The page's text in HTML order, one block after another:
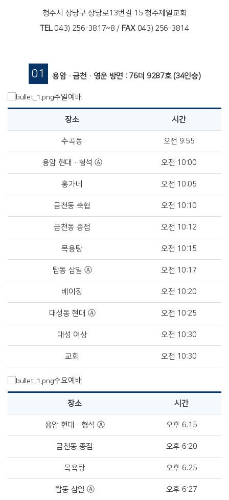
청주시 상당구 상당로13번길 15 청주제일교회
TEL043) 256-3817~8 / FAX 043) 256-3814
01 용암·금천·영운 방면 : 76더 9287호 (34인승)
주일예배
장소 시간
수곡동 오전 9:55
용암 현대·형석 Ⓐ 오전 10:00
홍가네 오전 10:05
금천동 축협 오전 10:10
금천동 종점 오전 10:12
목용탕 오전 10:15
탑동 삼일 Ⓐ 오전 10:17
베이징 오전 10:20
대성동 현대 Ⓐ 오전 10:25
대성 여상 오전 10:30
교회 오전 10:30
수요예배
장소 시간
용암 현대·형석 Ⓐ 오후 6:15
금천동 종점 오후 6:20
목욕탕 오후 6:25
탑동 삼일 Ⓐ 오후 6:27